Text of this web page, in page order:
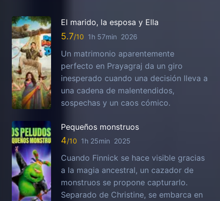
El marido, la esposa y Ella
5.7 1h 57min 2026
Un matrimonio aparentemente
perfecto en Prayagraj da un giro
inesperado cuando una decisión lleva a
una cadena de malentendidos,
sospechas y un caos cómico.
Pequeños monstruos
4 1h 25min 2025
Cuando Finnick se hace visible gracias
a la magia ancestral, un cazador de
monstruos se propone capturarlo.
Separado de Christine, se embarca en